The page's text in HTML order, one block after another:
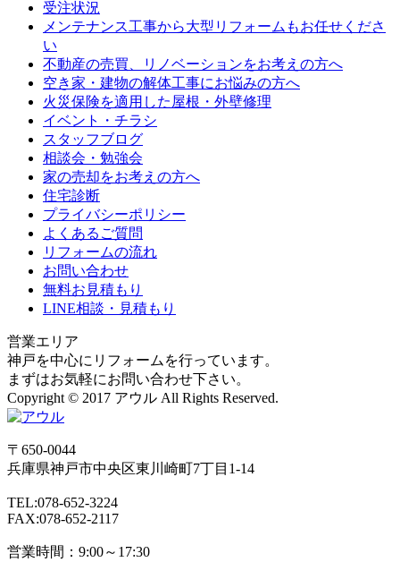
受注状況
メンテナンス工事から大型リフォームもお任せくださ
い
不動産の売買、リノベーションをお考えの方へ
空き家・建物の解体工事にお悩みの方へ
火災保険を適用した屋根・外壁修理
イベント・チラシ
スタッフブログ
相談会・勉強会
家の売却をお考えの方へ
住宅診断
プライバシーポリシー
よくあるご質問
リフォームの流れ
お問い合わせ
無料お見積もり
LINE相談・見積もり
営業エリア
神戸を中心にリフォームを行っています。
まずはお気軽にお問い合わせ下さい。
Copyright © 2017 アウル All Rights Reserved.
〒650-0044
兵庫県神戸市中央区東川崎町7丁目1-14
TEL:078-652-3224
FAX:078-652-2117
営業時間：9:00～17:30